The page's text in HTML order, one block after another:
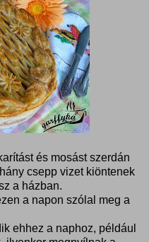
és mosást szerdán
csepp vizet kiöntenek
a házban.
a napon szólal meg a
ehhez a naphoz, például